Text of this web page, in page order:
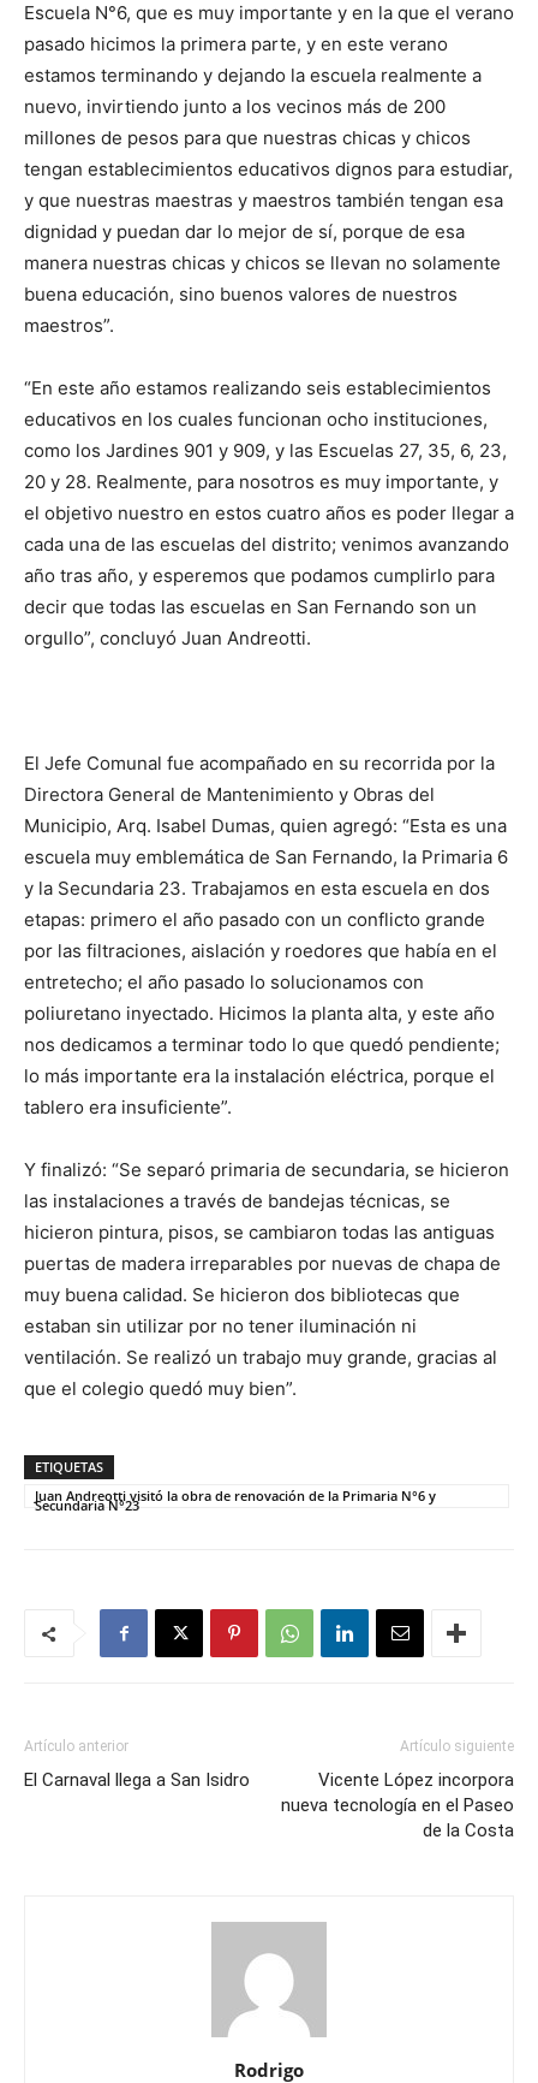
Escuela N°6, que es muy importante y en la que el verano
pasado hicimos la primera parte, y en este verano
estamos terminando y dejando la escuela realmente a
nuevo, invirtiendo junto a los vecinos más de 200
millones de pesos para que nuestras chicas y chicos
tengan establecimientos educativos dignos para estudiar,
y que nuestras maestras y maestros también tengan esa
dignidad y puedan dar lo mejor de sí, porque de esa
manera nuestras chicas y chicos se llevan no solamente
buena educación, sino buenos valores de nuestros
maestros”.
“En este año estamos realizando seis establecimientos
educativos en los cuales funcionan ocho instituciones,
como los Jardines 901 y 909, y las Escuelas 27, 35, 6, 23,
20 y 28. Realmente, para nosotros es muy importante, y
el objetivo nuestro en estos cuatro años es poder llegar a
cada una de las escuelas del distrito; venimos avanzando
año tras año, y esperemos que podamos cumplirlo para
decir que todas las escuelas en San Fernando son un
orgullo”, concluyó Juan Andreotti.
El Jefe Comunal fue acompañado en su recorrida por la
Directora General de Mantenimiento y Obras del
Municipio, Arq. Isabel Dumas, quien agregó: “Esta es una
escuela muy emblemática de San Fernando, la Primaria 6
y la Secundaria 23. Trabajamos en esta escuela en dos
etapas: primero el año pasado con un conflicto grande
por las filtraciones, aislación y roedores que había en el
entretecho; el año pasado lo solucionamos con
poliuretano inyectado. Hicimos la planta alta, y este año
nos dedicamos a terminar todo lo que quedó pendiente;
lo más importante era la instalación eléctrica, porque el
tablero era insuficiente”.
Y finalizó: “Se separó primaria de secundaria, se hicieron
las instalaciones a través de bandejas técnicas, se
hicieron pintura, pisos, se cambiaron todas las antiguas
puertas de madera irreparables por nuevas de chapa de
muy buena calidad. Se hicieron dos bibliotecas que
estaban sin utilizar por no tener iluminación ni
ventilación. Se realizó un trabajo muy grande, gracias al
que el colegio quedó muy bien”.
ETIQUETAS
Juan Andreotti visitó la obra de renovación de la Primaria N°6 y
Secundaria N°23
Artículo anterior
El Carnaval llega a San Isidro
Artículo siguiente
Vicente López incorpora
nueva tecnología en el Paseo
de la Costa
Rodrigo